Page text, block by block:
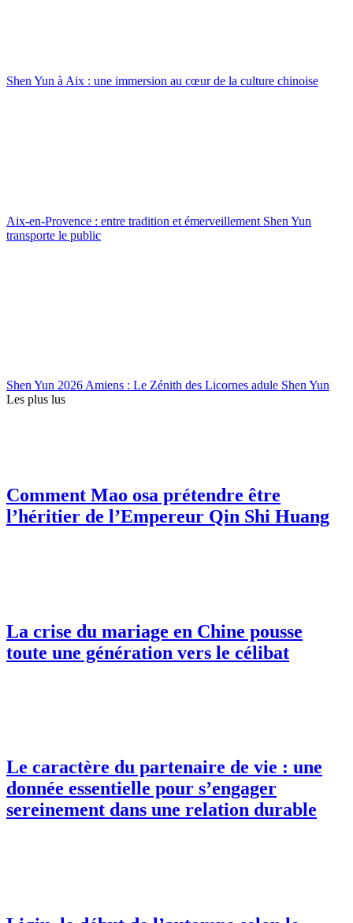
Shen Yun à Aix : une immersion au cœur de la culture chinoise
Aix-en-Provence : entre tradition et émerveillement Shen Yun
transporte le public
Shen Yun 2026 Amiens : Le Zénith des Licornes adule Shen Yun
Les plus lus
Comment Mao osa prétendre être
l’héritier de l’Empereur Qin Shi Huang
La crise du mariage en Chine pousse
toute une génération vers le célibat
Le caractère du partenaire de vie : une
donnée essentielle pour s’engager
sereinement dans une relation durable